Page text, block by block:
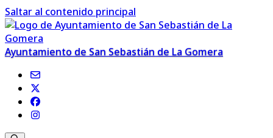
Saltar al contenido principal
Ayuntamiento de San Sebastián de La Gomera